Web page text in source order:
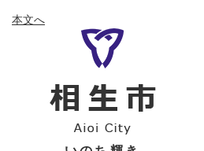
ー
ニ
本文へ